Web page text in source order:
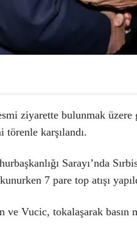
ziyarette bulunmak üzere
törenle karşılandı.
Sarayı’nda
7 pare top atışı
ve Vucic, tokalaşarak